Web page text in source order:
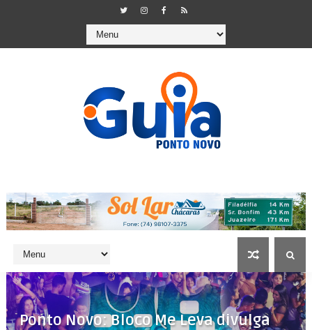
Ponto Novo: Bloco Me Leva divulga